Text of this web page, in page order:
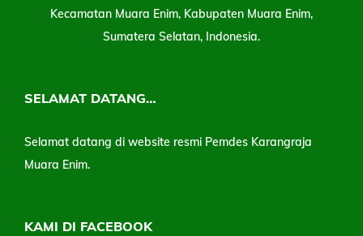
Kecamatan Muara Enim, Kabupaten Muara Enim,
Sumatera Selatan, Indonesia.
SELAMAT DATANG…
Selamat datang di website resmi Pemdes Karangraja
Muara Enim.
KAMI DI FACEBOOK